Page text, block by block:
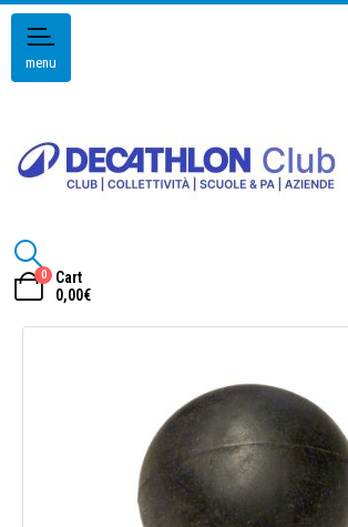
menu
0
Cart
0,00€